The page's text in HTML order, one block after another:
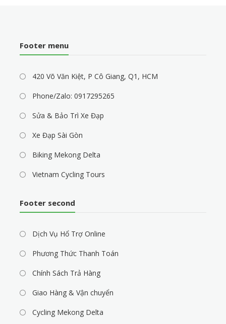
Footer menu
420 Võ Văn Kiệt, P Cô Giang, Q1, HCM
Phone/Zalo: 0917295265
Sửa & Bảo Trì Xe Đạp
Xe Đạp Sài Gòn
Biking Mekong Delta
Vietnam Cycling Tours
Footer second
Dịch Vụ Hổ Trợ Online
Phương Thức Thanh Toán
Chính Sách Trả Hàng
Giao Hàng & Vận chuyển
Cycling Mekong Delta